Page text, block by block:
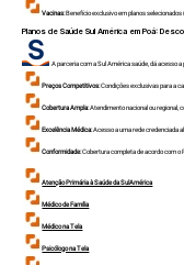
Vacinas:Benefício exclusivo em planos selecionados
Planos de Saúde Sul América emPoá:
A parceria com a Sul América saúde, dá acesso
Preços Competitivos:Condições exclusivas para a
Cobertura Ampla:Atendimento nacional ou regional,
Excelência Médica:Acesso a uma rede credenciada
Conformidade:Cobertura completa de acordo com o
Atenção Primária à Saúde da SulAmérica
Médico de Família
Médico na Tela
Psicólogo na Tela